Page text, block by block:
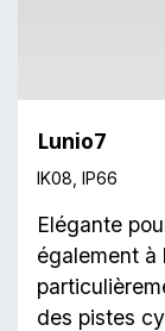
Lunio7
IK08, IP66
Elégante
également
des pistes